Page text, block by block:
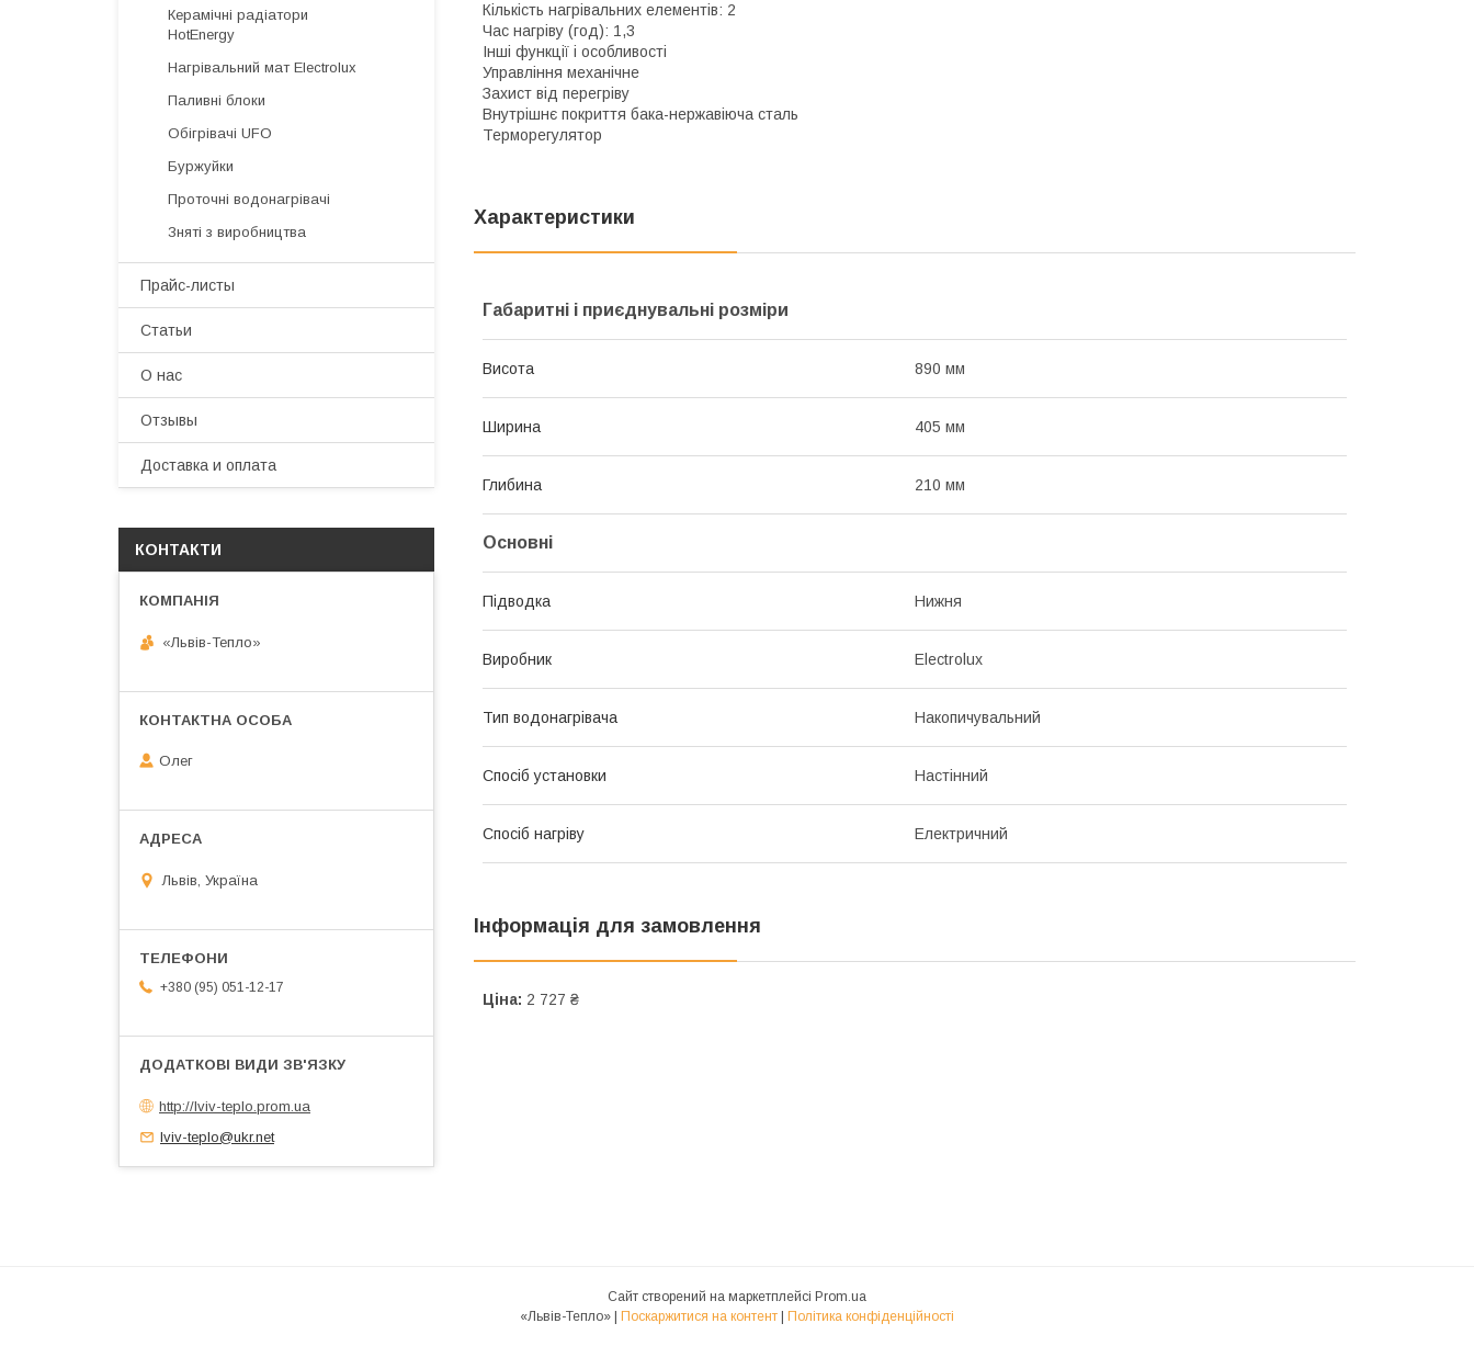
Кількість нагрівальних елементів: 2
Час нагріву (год): 1,3
Інші функції і особливості
Управління механічне
Захист від перегріву
Внутрішнє покриття бака-нержавіюча сталь
Терморегулятор
Характеристики
Габаритні і приєднувальні розміри
Висота 890 мм
Ширина 405 мм
Глибина 210 мм
Основні
Підводка Нижня
Виробник Electrolux
Тип водонагрівача Накопичувальний
Спосіб установки Настінний
Спосіб нагріву Електричний
Інформація для замовлення
Ціна: 2 727 ₴
Керамічні радіатори
HotEnergy
Нагрівальний мат Electrolux
Паливні блоки
Обігрівачі UFO
Буржуйки
Проточні водонагрівачі
Зняті з виробництва
Прайс-листы
Статьи
О нас
Отзывы
Доставка и оплата
КОНТАКТИ
«Львів-Тепло»
Олег
Львів, Україна
+380 (95) 051-12-17
http://lviv-teplo.prom.ua
lviv-teplo@ukr.net
Сайт створений на маркетплейсі Prom.ua
«Львів-Тепло» | Поскаржитися на контент | Політика конфіденційності